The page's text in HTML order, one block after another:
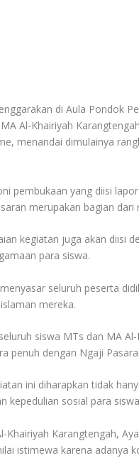
di Aula Pondok
Al-Khairiyah
menandai dimulainya
pembukaan yang diisi
merupakan bagian
kegiatan juga akan diisi
para siswa.
seluruh peserta
mereka.
siswa MTs dan MA
penuh dengan Ngaji
ini diharapkan tidak
kepedulian sosial para
Khairiyah Karangtengah,
istimewa karena adanya